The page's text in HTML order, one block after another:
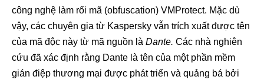
công nghệ làm rối mã (obfuscation) VMProtect. Mặc dù
vậy, các chuyên gia từ Kaspersky vẫn trích xuất được tên
của mã độc này từ mã nguồn là Dante. Các nhà nghiên
cứu đã xác định rằng Dante là tên của một phần mềm
gián điệp thương mại được phát triển và quảng bá bởi